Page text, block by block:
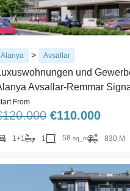
Alanya > Avsallar
und
Avsallar-Remmar
From
120.000 €110.000
1+1 1 58 sq_m 830 M